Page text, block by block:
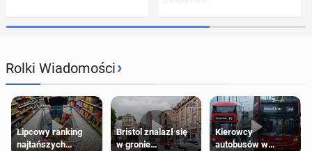
Rolki Wiadomości›
Lipcowy ranking
najtańszych
Bristol znalazł się
w gronie
Kierowcy
autobusów w